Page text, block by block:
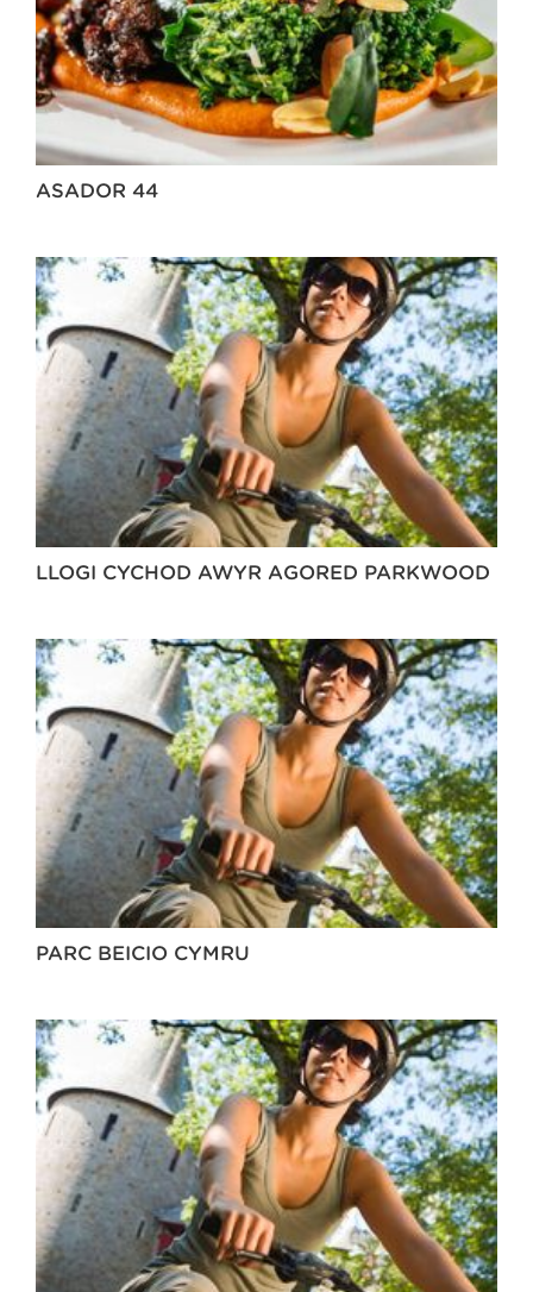
ASADOR 44
LLOGI CYCHOD AWYR AGORED PARKWOOD
PARC BEICIO CYMRU